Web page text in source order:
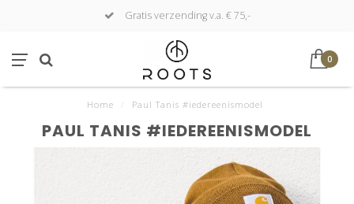
Gratis verzending v.a. € 75,-
0
Home Paul Tanis #iedereenismodel
PAUL TANIS #IEDEREENISMODEL